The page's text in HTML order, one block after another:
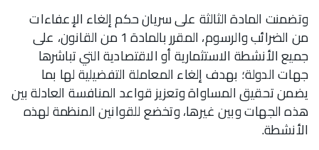
وتضمنت المادة الثالثة على سريان حكم إلغاء الإعفاءات
من الضرائب والرسوم، المقرر بالمادة 1 من القانون، على
جميع الأنشطة الاستثمارية أو الاقتصادية التي تباشرها
جهات الدولة؛ بهدف إلغاء المعاملة التفضيلية لها بما
يضمن تحقيق المساواة وتعزيز قواعد المنافسة العادلة بين
هذه الجهات وبين غيرها، وتخضع للقوانين المنظمة لهذه
الأنشطة.